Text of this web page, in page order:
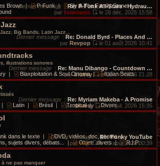
e
s
s
e
n
i
e
e
s
s
e
l
e
d
n
e
e
s
s
e
Brown | P-Funk | Sly & The Family Stone |
Dernier message :Re: P-Funk All-Stars - Hydrau…
par funkiness
V
r
e
r
n
i
m
e
s
e
le 28 déc. 2025 15:58
Big Bands, Latin Jazz…
Dernier message : Re: Donald Byrd - Places And …
par Revpop
V
r
l
e
r
n
i
e
s
s
le 01 août 2026 10:41
illustrations sonores
| Blaxploitation & Soul Cinema | Italian Beats
Dernier message : Re: Manu Dibango - Countdown …
parbluesy
V
r
l
e
n
i
e
le 21 avr. 2026 21:28
| Latin | Brésil | Tropical | Divers
Dernier message : Re: Myriam Makeba - A Promise
parbluesy
V
l
e
d
le 14 juil. 2026 15:35
dans le texte | DVD, vidéos, doc, photos |
sujets divers, débats...
| Objets divers | R.I.P.
Dernier message:Re: Funky YouTube
parkata
V
le 06 août 2026 00:39
à ne pas manquer